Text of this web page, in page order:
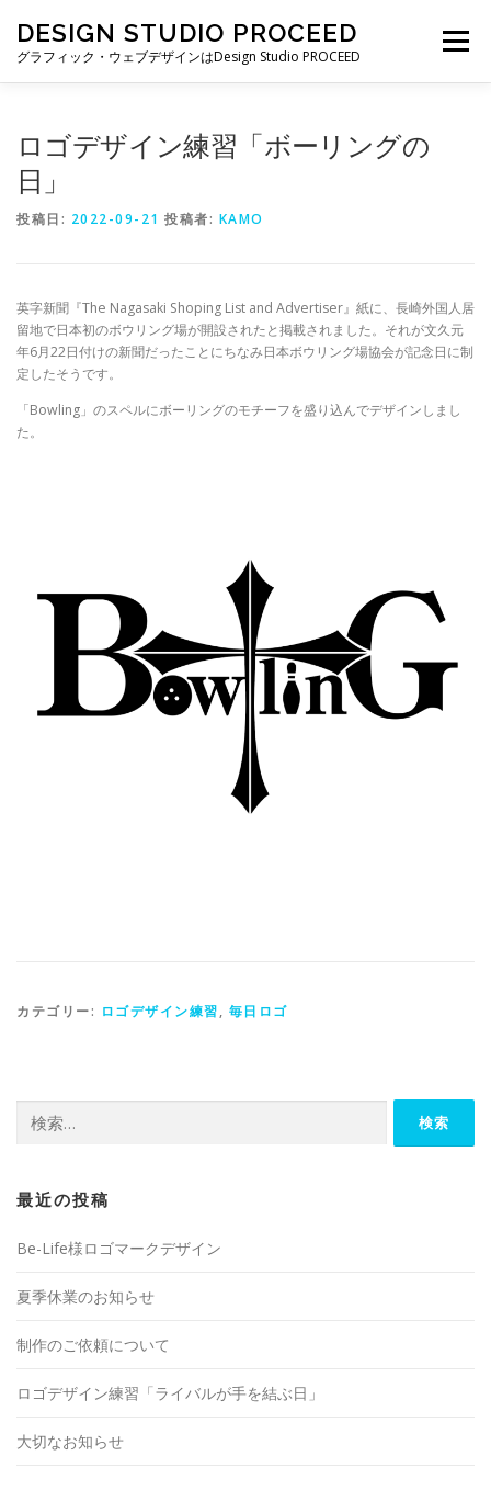
DESIGN STUDIO PROCEED
グラフィック・ウェブデザインはDesign Studio PROCEED
メニュー
ロゴデザイン練習「ボーリングの
日」
投稿日: 2022-09-21 投稿者: KAMO
英字新聞『The Nagasaki Shoping List and Advertiser』紙に、長崎外国人居
留地で日本初のボウリング場が開設されたと掲載されました。それが文久元
年6月22日付けの新聞だったことにちなみ日本ボウリング場協会が記念日に制
定したそうです。
「Bowling」のスペルにボーリングのモチーフを盛り込んでデザインしまし
た。
カテゴリー: ロゴデザイン練習, 毎日ロゴ
索:
最近の投稿
Be-Life様ロゴマークデザイン
夏季休業のお知らせ
制作のご依頼について
ロゴデザイン練習「ライバルが手を結ぶ日」
大切なお知らせ